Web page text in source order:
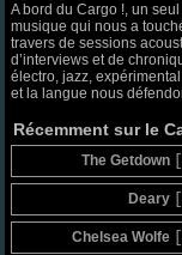
A bord du Cargo !, un
musique qui nous a
travers de sessions
d’interviews et de
électro, jazz,
et la langue nous
Récemment sur le
The Getdown
Deary
Chelsea Wolfe